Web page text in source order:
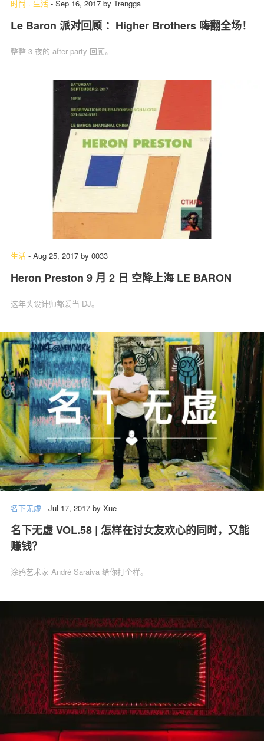
时尚 . 生活 - Sep 16, 2017 by Trengga
Le Baron 派对回顾 ：Higher Brothers 嗨翻全场！
整整 3 夜的 after party 回顾。
生活 - Aug 25, 2017 by 0033
Heron Preston 9 月 2 日 空降上海 LE BARON
这年头设计师都爱当 DJ。
名下无虚 - Jul 17, 2017 by Xue
名下无虚 VOL.58 | 怎样在讨女友欢心的同时，又能
赚钱？
涂鸦艺术家 André Saraiva 给你打个样。